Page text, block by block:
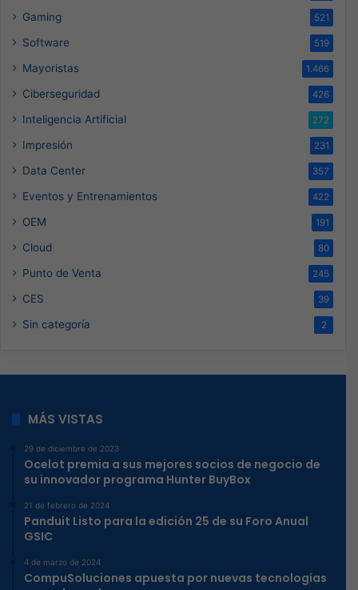
Gaming 521
Software 519
Mayoristas 1.466
Ciberseguridad 426
Inteligencia Artificial 272
Impresión 231
Data Center 357
Eventos y Entrenamientos 422
OEM 191
Cloud 80
Punto de Venta 245
CES 39
Sin categoría 2
MÁS VISTAS
29 de diciembre de 2023
Ocelot premia a sus mejores socios de negocio de
su innovador programa Hunter BuyBox
21 de febrero de 2024
Panduit Listo para la edición 25 de su Foro Anual
GSIC
4 de marzo de 2024
CompuSoluciones apuesta por nuevas tecnologías